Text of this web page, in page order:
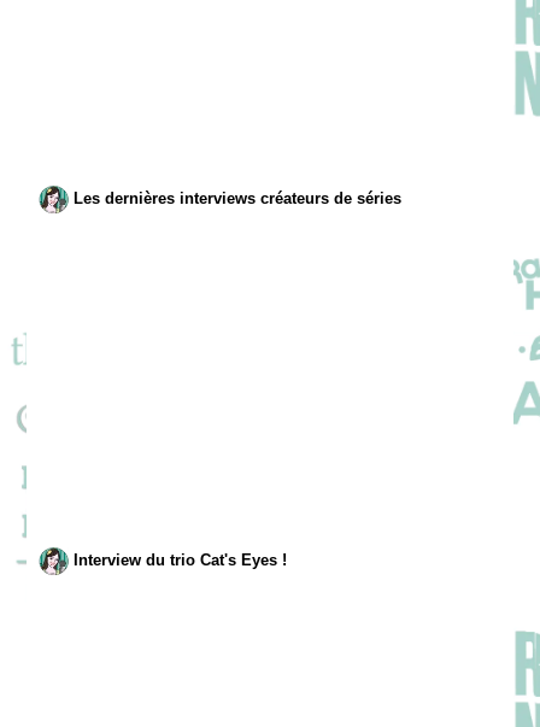
Les dernières interviews créateurs de séries
Interview du trio Cat's Eyes !